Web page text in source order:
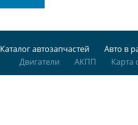
Каталог автозапчастей
Авто в
Двигатели
АКПП Карта